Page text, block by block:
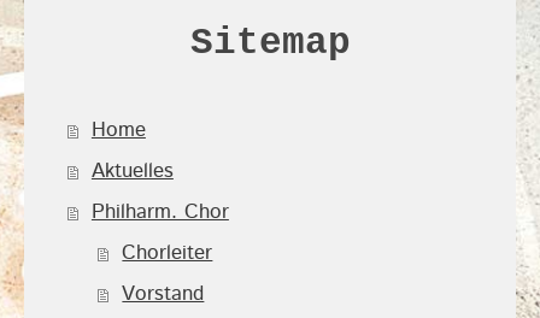
Sitemap
Home
Aktuelles
Philharm. Chor
Chorleiter
Vorstand